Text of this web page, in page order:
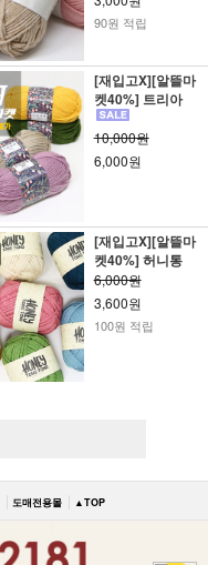
90원 적립
[재입고X][알뜰마
켓40%] 트리아
10,000원
6,000원
[재입고X][알뜰마
켓40%] 허니통
6,000원
3,600원
100원 적립
도매전용몰 ▲TOP